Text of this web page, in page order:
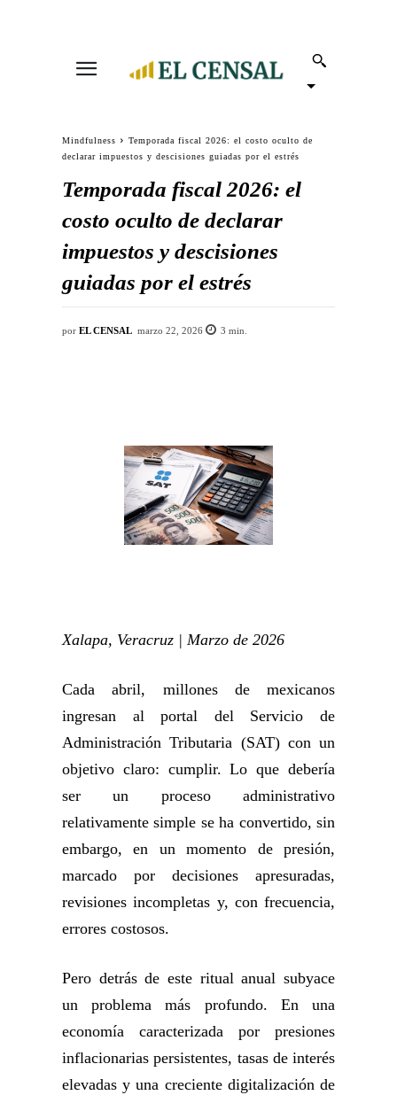
Mindfulness
Temporada fiscal 2026: el costo oculto de
declarar impuestos y descisiones guiadas por el estrés
Temporada fiscal 2026: el
costo oculto de declarar
impuestos y descisiones
guiadas por el estrés
por EL CENSAL marzo 22, 2026 3 min.
Xalapa, Veracruz | Marzo de 2026
Cada abril, millones de mexicanos
ingresan al portal del Servicio de
Administración Tributaria (SAT) con un
objetivo claro: cumplir. Lo que debería
ser un proceso administrativo
relativamente simple se ha convertido, sin
embargo, en un momento de presión,
marcado por decisiones apresuradas,
revisiones incompletas y, con frecuencia,
errores costosos.
Pero detrás de este ritual anual subyace
un problema más profundo. En una
economía caracterizada por presiones
inflacionarias persistentes, tasas de interés
elevadas y una creciente digitalización de